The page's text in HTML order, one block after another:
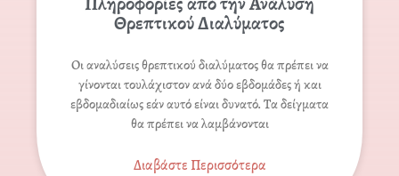
Θρεπτικού Διαλύματος
Οι αναλύσεις θρεπτικού διαλύματος θα πρέπει να
γίνονται τουλάχιστον ανά δύο εβδομάδες ή και
εβδομαδιαίως εάν αυτό είναι δυνατό. Τα δείγματα
θα πρέπει να λαμβάνονται
Διαβάστε Περισσότερα